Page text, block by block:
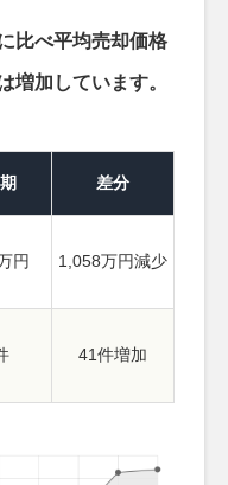
比べ平均売却価格
増加しています。
差分
円 1,058万円減少
41件増加